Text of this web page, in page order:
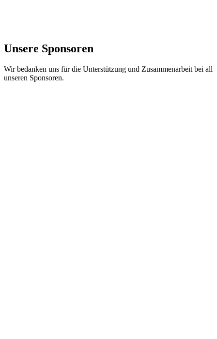
Unsere Sponsoren
Wir bedanken uns für die Unterstützung und Zusammenarbeit bei all
unseren Sponsoren.